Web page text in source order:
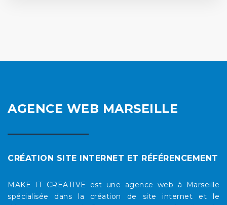
AGENCE WEB MARSEILLE
CRÉATION SITE INTERNET ET RÉFÉRENCEMENT
MAKE IT CREATIVE est une agence web à Marseille
spécialisée dans la création de site internet et le